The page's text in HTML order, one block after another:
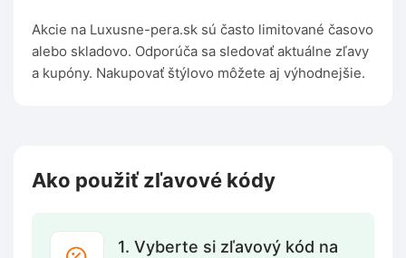
Akcie na Luxusne-pera.sk sú často limitované časovo
alebo skladovo. Odporúča sa sledovať aktuálne zľavy
a kupóny. Nakupovať štýlovo môžete aj výhodnejšie.
Ako použiť zľavové kódy
1. Vyberte si zľavový kód na